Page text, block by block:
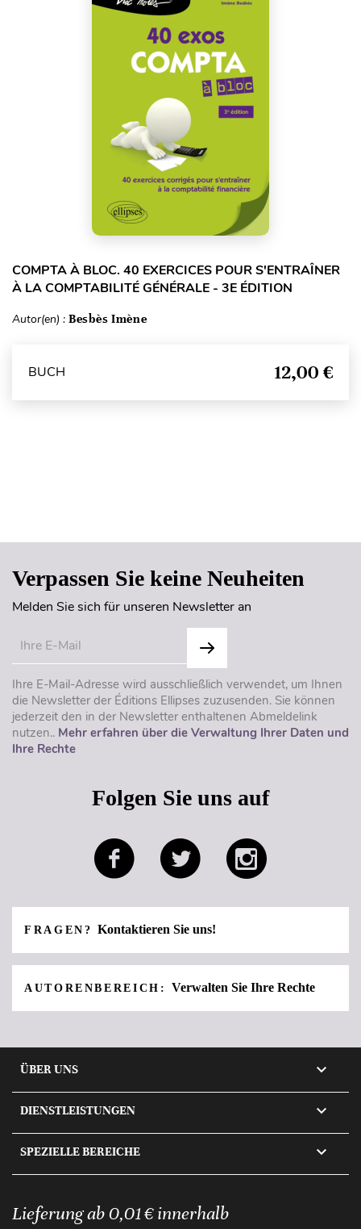
COMPTA À BLOC. 40 EXERCICES POUR S'ENTRAÎNER
À LA COMPTABILITÉ GÉNÉRALE - 3E ÉDITION
Autor(en) : Besbès Imène
BUCH 12,00 €
Verpassen Sie keine Neuheiten
Melden Sie sich für unseren Newsletter an
Ihre E-Mail-Adresse wird ausschließlich verwendet, um Ihnen
die Newsletter der Éditions Ellipses zuzusenden. Sie können
jederzeit den in der Newsletter enthaltenen Abmeldelink
nutzen.. Mehr erfahren über die Verwaltung Ihrer Daten und
Ihre Rechte
Folgen Sie uns auf
FRAGEN? Kontaktieren Sie uns!
AUTORENBEREICH: Verwalten Sie Ihre Rechte
ÜBER UNS 
DIENSTLEISTUNGEN 
SPEZIELLE BEREICHE 
Lieferung ab 0,01 € innerhalb